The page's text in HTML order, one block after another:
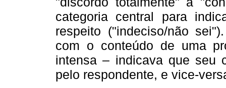
categoria central para
respeito ("indeciso/não
com o conteúdo de uma
intensa – indicava que seu
pelo respondente, e vice-